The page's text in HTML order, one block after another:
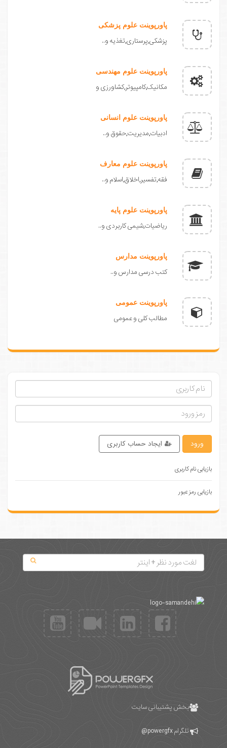
پاورپوینت علوم پزشکی
پزشکی,پرستاری,تغذیه و..
پاورپوینت علوم مهندسی
مکانیک,کامپیوتر,کشاورزی و
پاورپوینت علوم انسانی
ادبیات,مدیریت,حقوق و..
پاورپوینت علوم معارف
فقه,تفسیر,اخلاق,اسلام و..
پاورپوینت علوم پایه
ریاضیات,شیمی کاربردی و..
پاورپوینت مدارس
کتب درسی مدارس و..
پاورپوینت عمومی
مطالب کلی و عمومی
ورود ایجاد حساب کاربری
بازیابی نام کاربری
بازیابی رمز عبور
بخش پشتیبانی سایت
تلگرامpowergfx@